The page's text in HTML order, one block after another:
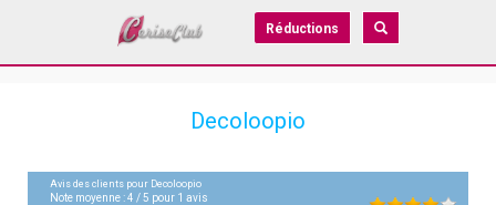
Réductions
Decoloopio
Avis des clients pour Decoloopio
Note moyenne :4 /5 pour 1 avis